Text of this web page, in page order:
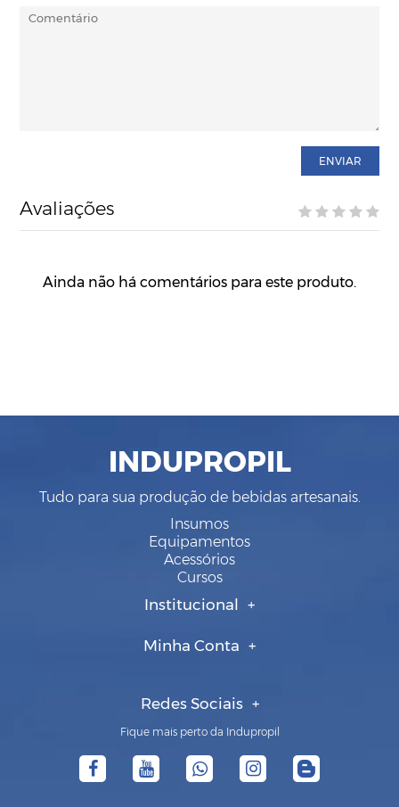
ENVIAR
Avaliações
Ainda não há comentários para este produto.
INDUPROPIL
Tudo para sua produção de bebidas artesanais.
Insumos
Equipamentos
Acessórios
Cursos
Institucional
Minha Conta
Redes Sociais
Fique mais perto da Indupropil